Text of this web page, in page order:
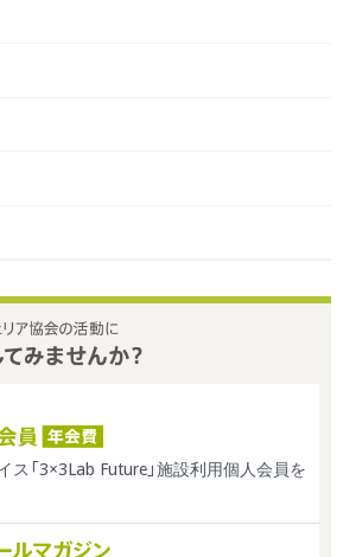
ス「3×3Lab Future」施設利用個人会員を